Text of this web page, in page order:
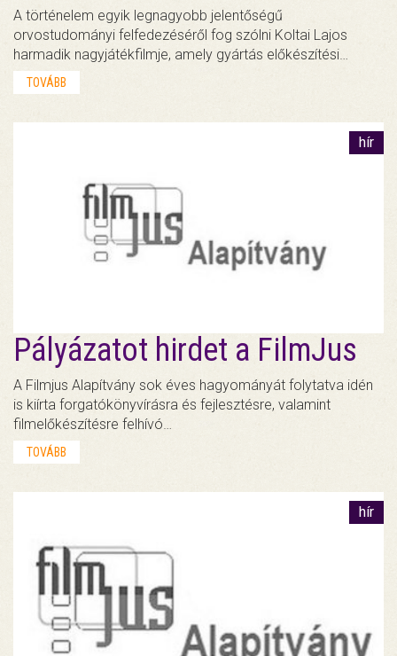
A történelem egyik legnagyobb jelentőségű
orvostudományi felfedezéséről fog szólni Koltai Lajos
harmadik nagyjátékfilmje, amely gyártás előkészítési…
TOVÁBB
hír
Pályázatot hirdet a FilmJus
A Filmjus Alapítvány sok éves hagyományát folytatva idén
is kiírta forgatókönyvírásra és fejlesztésre, valamint
filmelőkészítésre felhívó…
TOVÁBB
hír